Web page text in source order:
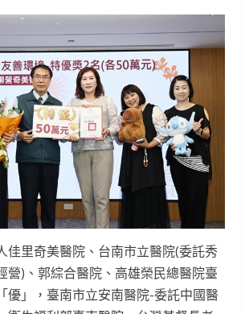
佳里奇美醫院、台南市立醫院(委託秀
營)、郭綜合醫院、高雄榮民總醫院臺
優」，臺南市立安南醫院-委託中國醫